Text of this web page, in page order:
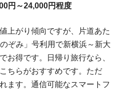
円～24,000円程度
上がり傾向ですが、片道あた
ぞみ」号利用で新横浜～新大
お得です。日帰り旅行なら、
ちらがおすすめです。ただ
ます。通信可能なスマートフ